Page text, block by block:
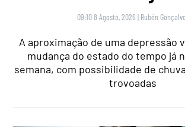
09:10 8 Agosto, 2026 | Rubén
A aproximação de uma depressão
mudança do estado do tempo já
semana, com possibilidade de
trovoadas